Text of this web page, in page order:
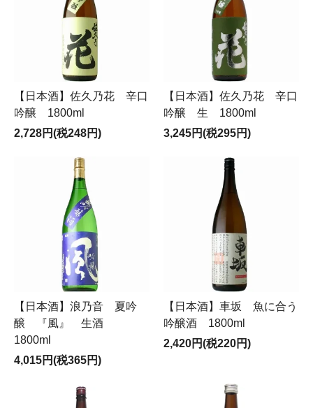
【日本酒】佐久乃花 辛口
吟醸 1800ml
2,728円(税248円)
【日本酒】佐久乃花 辛口
吟醸 生 1800ml
3,245円(税295円)
【日本酒】浪乃音 夏吟
醸 『風』 生酒
1800ml
4,015円(税365円)
【日本酒】車坂 魚に合う
吟醸酒 1800ml
2,420円(税220円)